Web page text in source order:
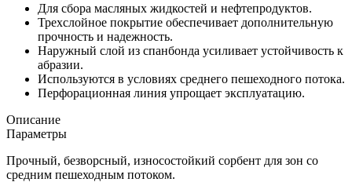
Для сбора масляных жидкостей и нефтепродуктов.
Трехслойное покрытие обеспечивает дополнительную
прочность и надежность.
Наружный слой из спанбонда усиливает устойчивость к
абразии.
Используются в условиях среднего пешеходного потока.
Перфорационная линия упрощает эксплуатацию.
Описание
Параметры
Прочный, безворсный, износостойкий сорбент для зон со
средним пешеходным потоком.